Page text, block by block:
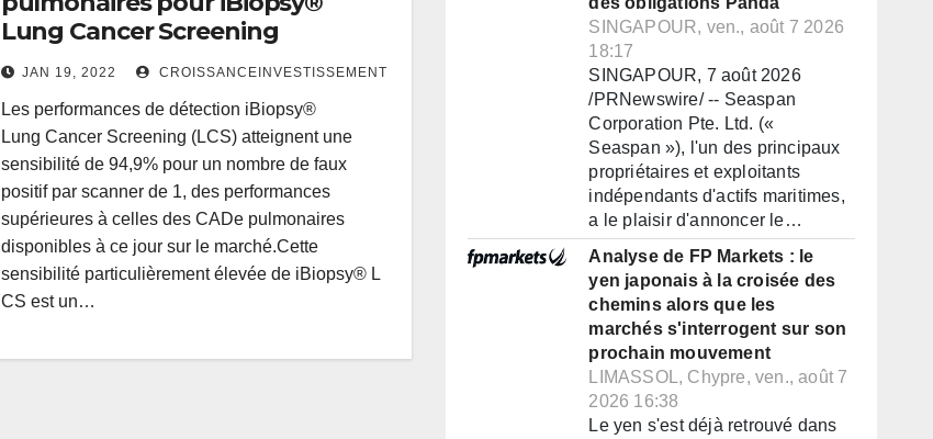
Lung Cancer Screening
JAN 19, 2022 CROISSANCEINVESTISSEMENT
Les performances de détection iBiopsy®
Lung Cancer Screening (LCS) atteignent une
sensibilité de 94,9% pour un nombre de faux
positif par scanner de 1, des performances
supérieures à celles des CADe pulmonaires
disponibles à ce jour sur le marché.Cette
sensibilité particulièrement élevée de iBiopsy® L
CS est un…
SINGAPOUR, ven., août 7 2026
18:17
SINGAPOUR, 7 août 2026
/PRNewswire/ -- Seaspan
Corporation Pte. Ltd. («
Seaspan »), l'un des principaux
propriétaires et exploitants
indépendants d'actifs maritimes,
a le plaisir d'annoncer le…
Analyse de FP Markets : le
yen japonais à la croisée des
chemins alors que les
marchés s'interrogent sur son
prochain mouvement
LIMASSOL, Chypre, ven., août 7
2026 16:38
Le yen s'est déjà retrouvé dans